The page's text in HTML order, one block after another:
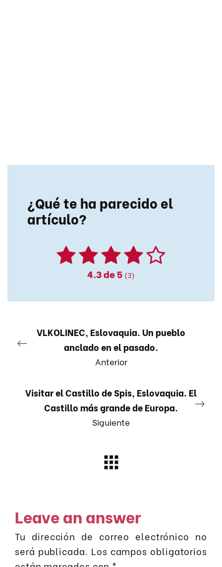
¿Qué te ha parecido el
artículo?
4.3de 5 (3)
VLKOLINEC, Eslovaquia. Un pueblo
anclado en el pasado.
Anterior
Visitar el Castillo de Spis, Eslovaquia. El
Castillo más grande de Europa.
Siguiente
Leave an answer
Tu dirección de correo electrónico no
será publicada. Los campos obligatorios